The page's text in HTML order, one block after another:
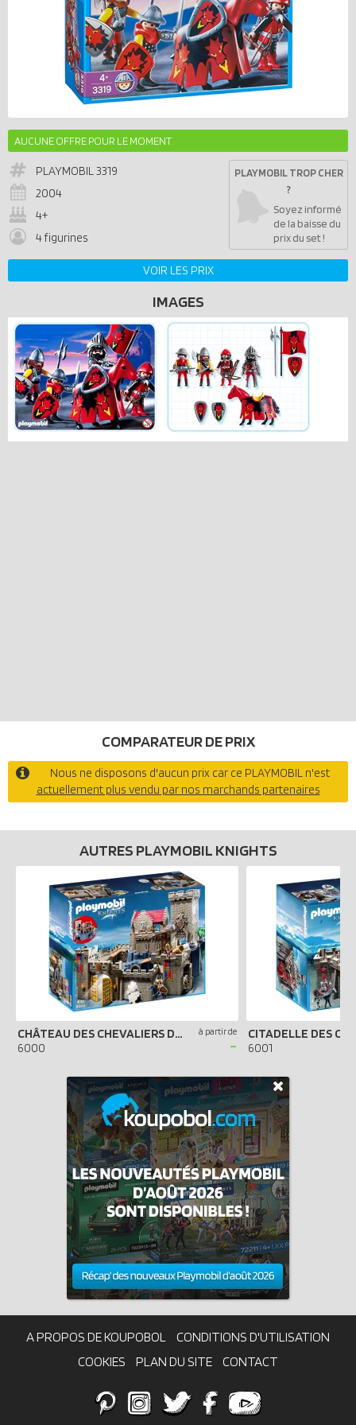
AUCUNE OFFRE POUR LE MOMENT
PLAYMOBIL3319
2004
4+
4 figurines
PLAYMOBIL TROP CHER
?
Soyez informé
de la baisse du
prix du set !
VOIR LES PRIX
IMAGES
COMPARATEUR DE PRIX
Nous ne disposons d'aucun prix car ce PLAYMOBIL n'est
actuellement plus vendu par nos marchands partenaires
AUTRES PLAYMOBIL KNIGHTS
CHÂTEAU DES CHEVALIERS DU LION IMPÉRIAL
6000
à partir de
- 6001
A PROPOS DE KOUPOBOL
CONDITIONS D'UTILISATION
COOKIES
PLAN DU SITE CONTACT